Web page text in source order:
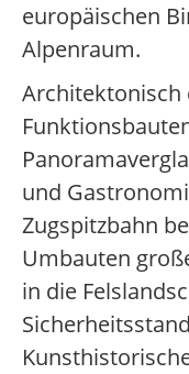
europäischen
Alpenraum.
und
Zugspitzbahn
Umbauten
in die